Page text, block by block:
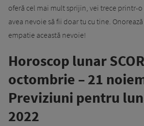
oferă cel mai mult sprijin, vei trece printr-
avea nevoie să fii doar tu cu tine.
empatie această nevoie!
Horoscop lunar
octombrie – 21
Previziuni pentru
2022